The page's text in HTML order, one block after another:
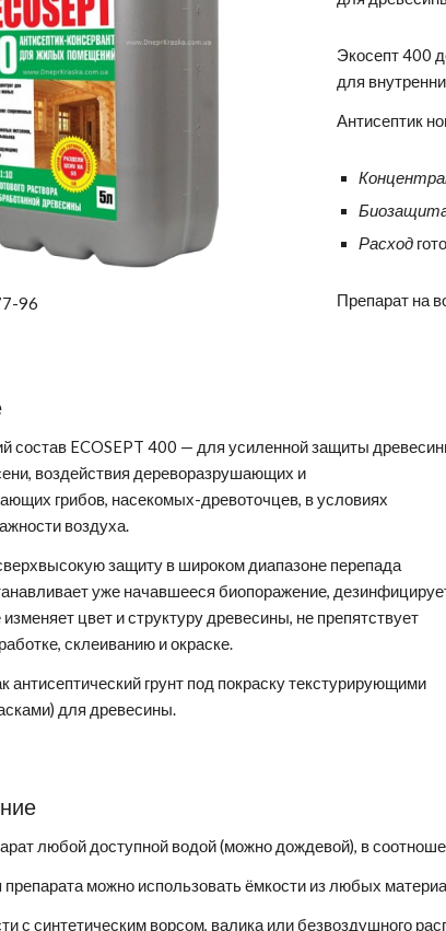
96
Экосепт 400
для
Антисептик
Расход
Препарат на
состав ECOSEPT 400 — для усиленной защиты
воздействия дереворазрушающих и
грибов, насекомых-древоточцев, в условиях
воздуха.
защиту в широком диапазоне перепада
уже начавшееся биопоражение,
изменяет цвет и структуру древесины, не препятствует
склеиванию и окраске.
антисептический грунт под покраску текстурирующими
для древесины.
любой доступной водой (можно дождевой), в
препарата можно использовать ёмкости из любых
с синтетическим ворсом, валика или безвоздушного